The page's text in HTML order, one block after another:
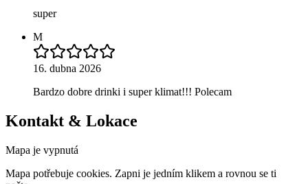
super
M
16. dubna 2026
Bardzo dobre drinki i super klimat!!! Polecam
Kontakt & Lokace
Mapa je vypnutá
Mapa potřebuje cookies. Zapni je jedním klikem a rovnou se ti